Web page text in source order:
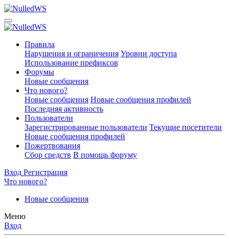
Правила
Нарушения и ограничения Уровни доступа
Использование префиксов
Форумы
Новые сообщения
Что нового?
Новые сообщения Новые сообщения профилей
Последняя активность
Пользователи
Зарегистрированные пользователи Текущие посетители
Новые сообщения профилей
Пожертвования
Сбор средств В помощь форуму
Вход Регистрация
Что нового?
Новые сообщения
Меню
Вход